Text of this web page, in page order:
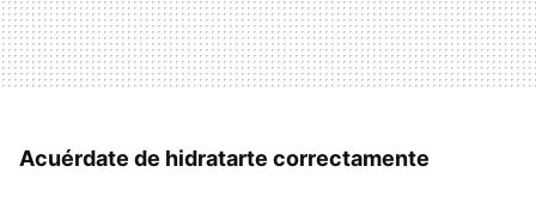
Acuérdate de hidratarte correctamente